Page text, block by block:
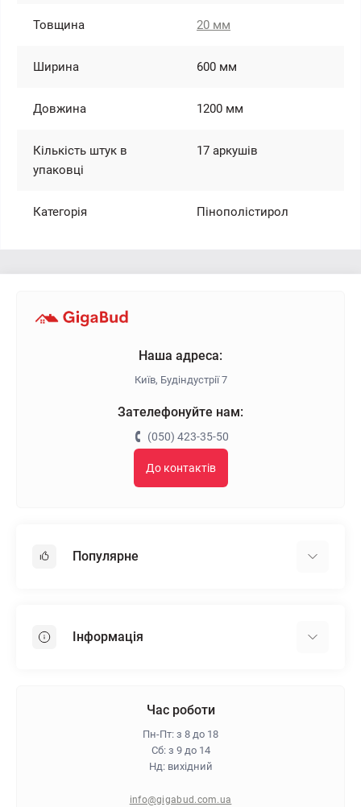
Товщина 20 мм
Ширина 600 мм
Довжина 1200 мм
Кількість штук в
упаковці
17 аркушів
Категорія Пінополістирол
Наша адреса:
Київ, Будіндустрії 7
Зателефонуйте нам:
(050) 423-35-50
До контактів
Популярне
Пінопласт
Інформація
Гарантія та повернення
Політика конфіденційності
Час роботи
Пн-Пт: з 8 до 18
Сб: з 9 до 14
Нд: вихідний
info@gigabud.com.ua